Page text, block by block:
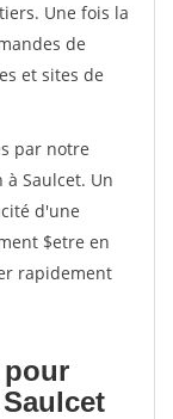
Une fois la
de
et sites de
par notre
Saulcet. Un
d'une
$etre en
rapidement
pour